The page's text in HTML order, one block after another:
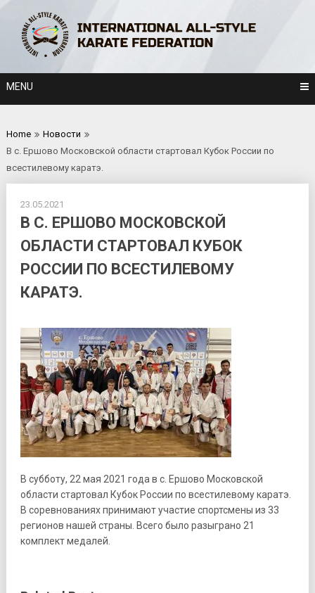
content
MENU
Home
Новости
В с. Ершово Московской области стартовал Кубок России по
всестилевому каратэ.
23.05.2021
В С. ЕРШОВО МОСКОВСКОЙ
ОБЛАСТИ СТАРТОВАЛ КУБОК
РОССИИ ПО ВСЕСТИЛЕВОМУ
КАРАТЭ.
В субботу, 22 мая 2021 года в с. Ершово Московской
области стартовал Кубок России по всестилевому каратэ.
В соревнованиях принимают участие спортсмены из 33
регионов нашей страны. Всего было разыграно 21
комплект медалей.